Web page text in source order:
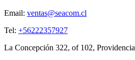
Email: ventas@seacom.cl
Tel: +56222357927
La Concepción 322, of 102, Providencia